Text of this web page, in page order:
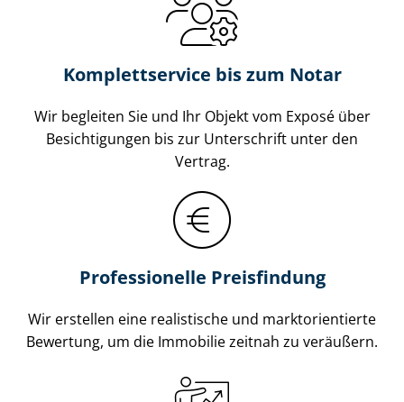
Komplettservice bis zum Notar
Wir begleiten Sie und Ihr Objekt vom Exposé über
Besichtigungen bis zur Unterschrift unter den
Vertrag.
Professionelle Preisfindung
Wir erstellen eine realistische und markt­ori­en­tier­te
Bewertung, um die Immobilie zeitnah zu veräußern.